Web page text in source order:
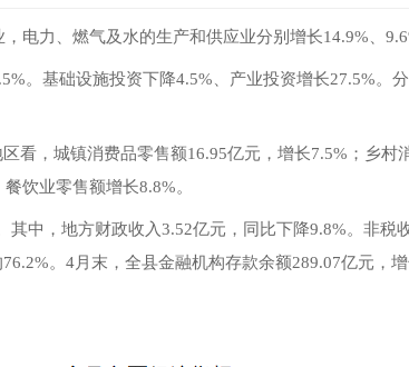
电力、燃气及水的生产和供应业分别增长14.9%、
。基础设施投资下降4.5%、产业投资增长27.5%。
看，城镇消费品零售额16.95亿元，增长7.5%；乡
饮业零售额增长8.8%。
中，地方财政收入3.52亿元，同比下降9.8%。非税
。4月末，全县金融机构存款余额289.07亿元，